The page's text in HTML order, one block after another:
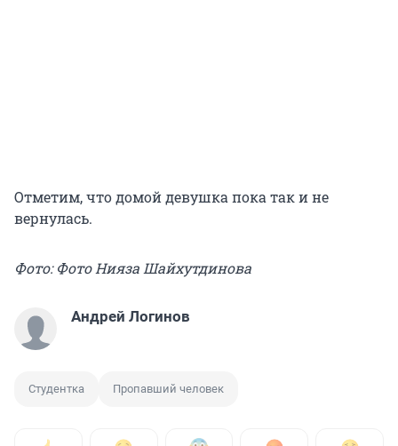
Отметим, что домой девушка пока так и не
вернулась.
Фото: Фото Нияза Шайхутдинова
Андрей Логинов
Студентка Пропавший человек